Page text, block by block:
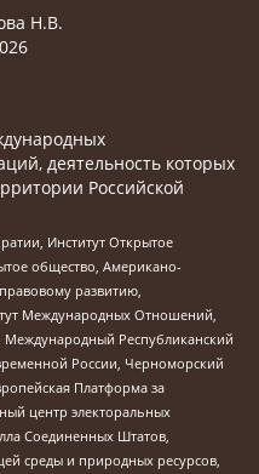
Н.В.
деятельность которых
Российской
Институт Открытое
общество, Американо-
развитию,
Международных Отношений,
Международный Республиканский
России, Черноморский
Платформа за
центр электоральных
Соединенных Штатов,
среды и природных ресурсов,